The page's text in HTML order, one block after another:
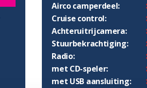
Airco camperdeel:
Cruise control:
Achteruitrijcamera:
Stuurbekrachtiging:
Radio:
met CD-speler:
met USB aansluiting: